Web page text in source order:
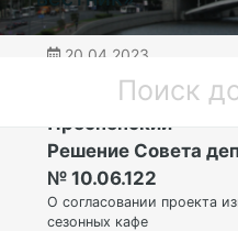
20.04.2023
ЦАО |
Пресненский
Решение Совета
№ 10.06.122
О согласовании проекта
сезонных кафе